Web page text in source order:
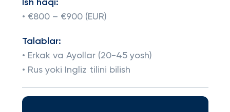
Ish haqi:
• €800 – €900 (EUR)
Talablar:
• Erkak va Ayollar (20-45 yosh)
• Rus yoki Ingliz tilini bilish